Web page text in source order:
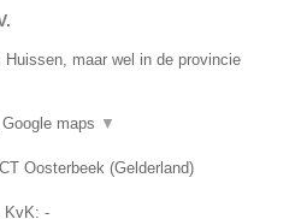
maar wel in de provincie
Google maps ▼
Oosterbeek (Gelderland)
KvK: -